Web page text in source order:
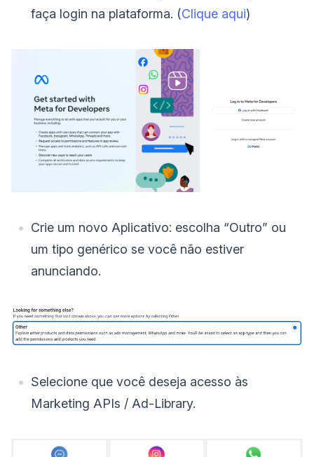
faça login na plataforma. (Clique aqui)
Crie um novo Aplicativo: escolha “Outro” ou
um tipo genérico se você não estiver
anunciando.
Selecione que você deseja acesso às
Marketing APIs / Ad-Library.